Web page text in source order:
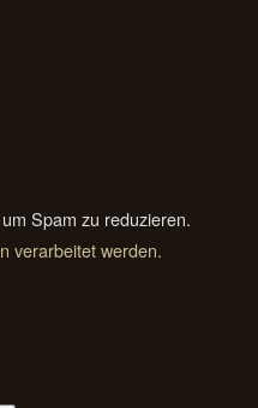
Spam zu reduzieren.
verarbeitet werden.